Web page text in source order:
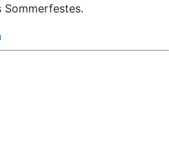
Sommerfestes.